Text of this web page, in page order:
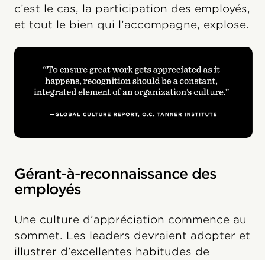
c’est le cas, la participation des employés,
et tout le bien qui l’accompagne, explose.
Gérant-à-reconnaissance des
employés
Une culture d’appréciation commence au
sommet. Les leaders devraient adopter et
illustrer d’excellentes habitudes de